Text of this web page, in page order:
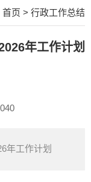
首页 > 行政工作总结
年工作计划
年工作计划